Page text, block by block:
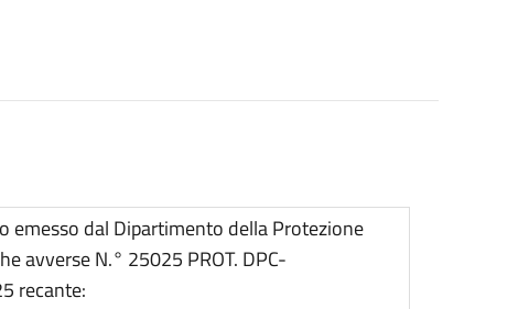
emesso dal Dipartimento della Protezione
avverse N.° 25025 PROT. DPC-
recante: